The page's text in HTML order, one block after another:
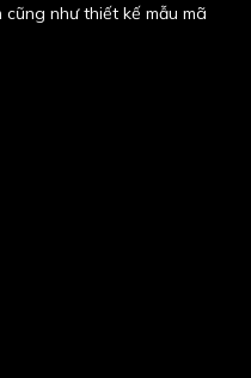
như thiết kế mẫu mã